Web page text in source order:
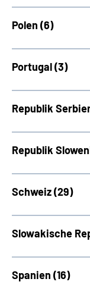
Polen (6)
Portugal (3)
Republik
Republik
Schweiz (29)
Slowakische
Spanien (16)